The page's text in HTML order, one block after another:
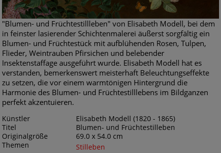
"Blumen- und Früchtestillleben" von Elisabeth Modell, bei dem
in feinster lasierender Schichtenmalerei äußerst sorgfältig ein
Blumen- und Früchtestück mit aufblühenden Rosen, Tulpen,
Flieder, Weintrauben Pfirsichen und belebender
Insektenstaffage ausgeführt wurde. Elisabeth Modell hat es
verstanden, bemerkenswert meisterhaft Beleuchtungseffekte
zu setzen, die vor einem warmtönigen Hintergrund die
Harmonie des Blumen- und Früchtestilllebens im Bildganzen
perfekt akzentuieren.
Künstler
Elisabeth Modell (1820 - 1865)
Titel
Blumen- und Früchtestilleben
Originalgröße
69.0 x 54.0 cm
Themen
Stilleben